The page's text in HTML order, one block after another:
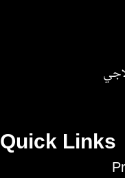
Quick Links